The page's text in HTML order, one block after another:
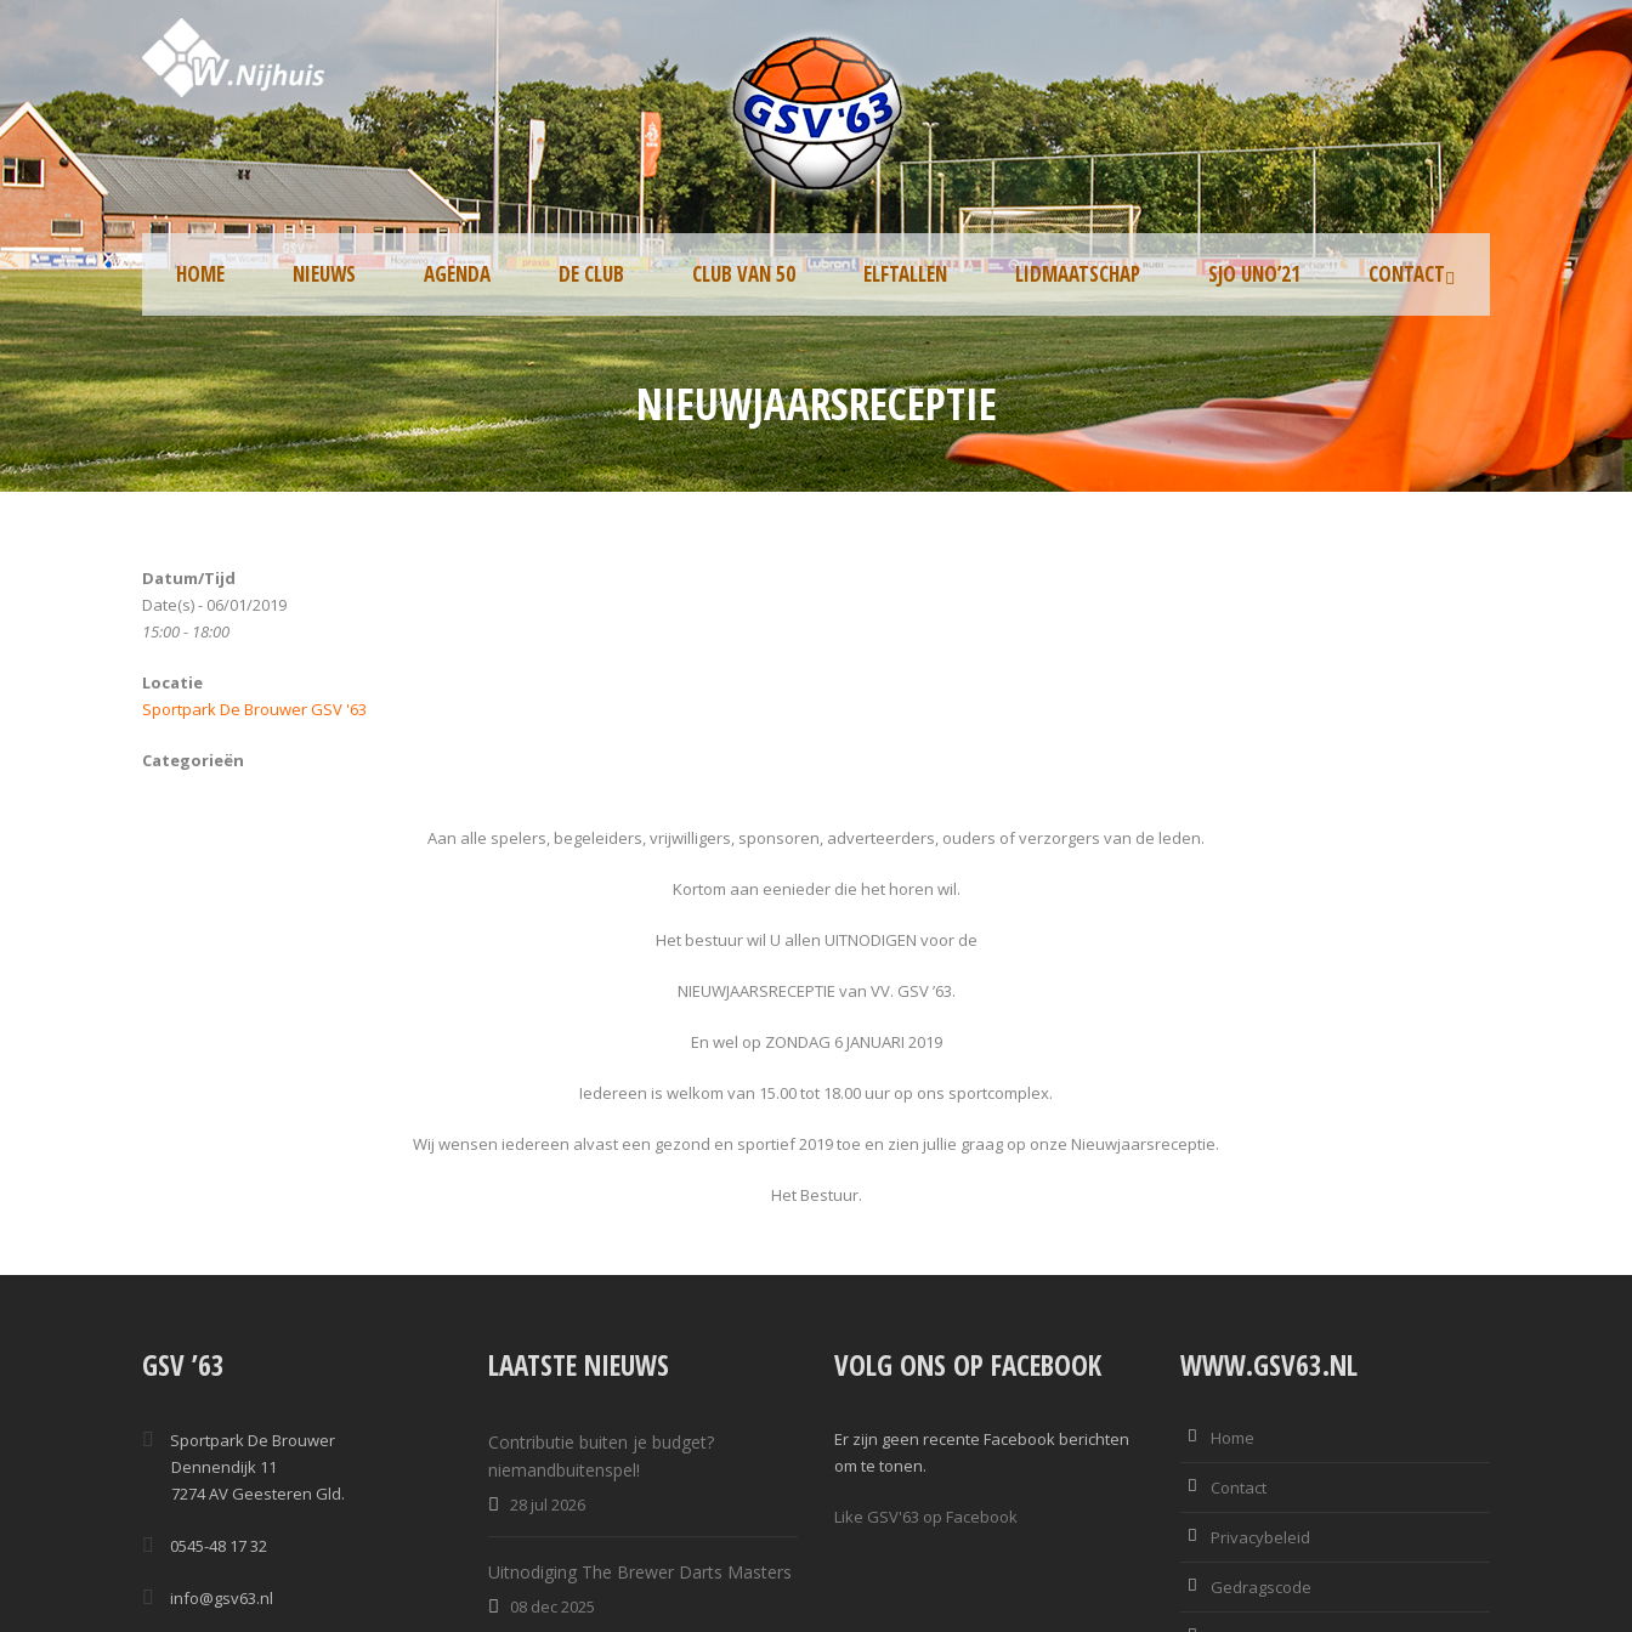
HOME NIEUWS AGENDA DE CLUB CLUB VAN 50 ELFTALLEN LIDMAATSCHAP SJO UNO’21 CONTACT
NIEUWJAARSRECEPTIE
Datum/Tijd
Date(s) - 06/01/2019
15:00 - 18:00
Locatie
Sportpark De Brouwer GSV '63
Categorieën
Aan alle spelers, begeleiders, vrijwilligers, sponsoren, adverteerders, ouders of verzorgers van de leden.
Kortom aan eenieder die het horen wil.
Het bestuur wil U allen UITNODIGEN voor de
NIEUWJAARSRECEPTIE van VV. GSV ’63.
En wel op ZONDAG 6 JANUARI 2019
Iedereen is welkom van 15.00 tot 18.00 uur op ons sportcomplex.
Wij wensen iedereen alvast een gezond en sportief 2019 toe en zien jullie graag op onze Nieuwjaarsreceptie.
Het Bestuur.
GSV ’63
Sportpark De Brouwer
Dennendijk 11
7274 AV Geesteren Gld.
0545-48 17 32
info@gsv63.nl
LAATSTE NIEUWS
Contributie buiten je budget?
niemandbuitenspel!
28 jul 2026
Uitnodiging The Brewer Darts Masters
08 dec 2025
VOLG ONS OP FACEBOOK
Er zijn geen recente Facebook berichten
om te tonen.
Like GSV'63 op Facebook
WWW.GSV63.NL
Home
Contact
Privacybeleid
Gedragscode